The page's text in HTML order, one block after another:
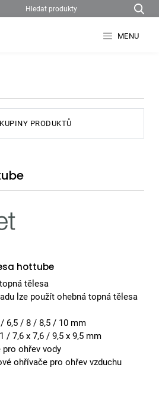
MENU
PRODUKTŮ
hottube
tělesa
lze použít ohebná topná tělesa
6,5 / 8 / 8,5 / 10 mm
/ 7,6 x 7,6 / 9,5 x 9,5 mm
ohřev vody
ohřívače pro ohřev vzduchu